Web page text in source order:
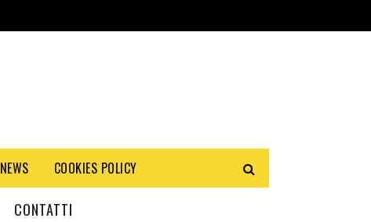
NEWS COOKIES POLICY
CONTATTI